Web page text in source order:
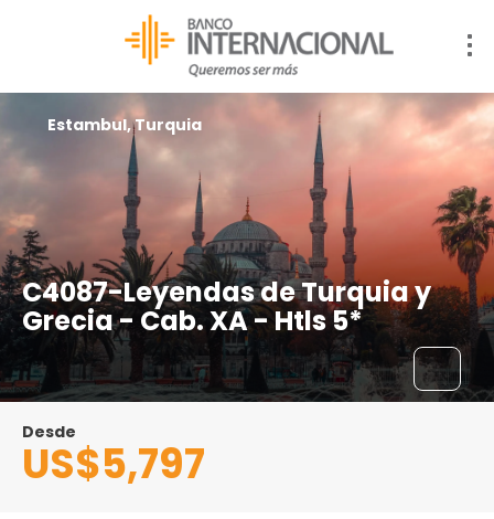
C4087-Leyendas de Turquia y
Grecia - Cab. XA - Htls 5*
Estambul, Turquia
Desde
US$5,797